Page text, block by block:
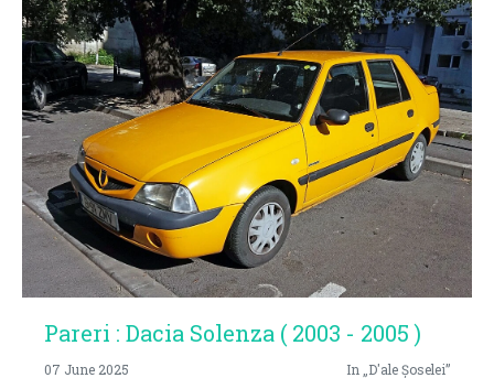
Pareri : Dacia Solenza ( 2003 - 2005 )
07 June 2025 In „D'ale Șoselei”